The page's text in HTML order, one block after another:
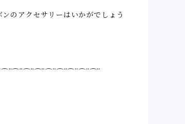
のアクセサリーはいかがでしょう